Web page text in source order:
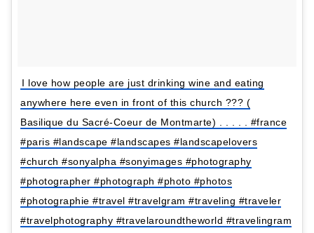
I love how people are just drinking wine and eating
anywhere here even in front of this church ??? (
Basilique du Sacré-Coeur de Montmarte) . . . . . #france
#paris #landscape #landscapes #landscapelovers
#church #sonyalpha #sonyimages #photography
#photographer #photograph #photo #photos
#photographie #travel #travelgram #traveling #traveler
#travelphotography #travelaroundtheworld #travelingram